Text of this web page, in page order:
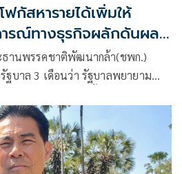
กัสหารายได้เพิ่มให้
ารณ์ทางธุรกิจผลักดันผล
านพรรคชาติพัฒนากล้า(ชพก.)
ฐบาล 3 เดือนว่า รัฐบาลพยายาม
กิจระยะสั้น การตรึงราคาค่าไฟ
บเพื่อช่วยลดภาระค่าครองชีพของ